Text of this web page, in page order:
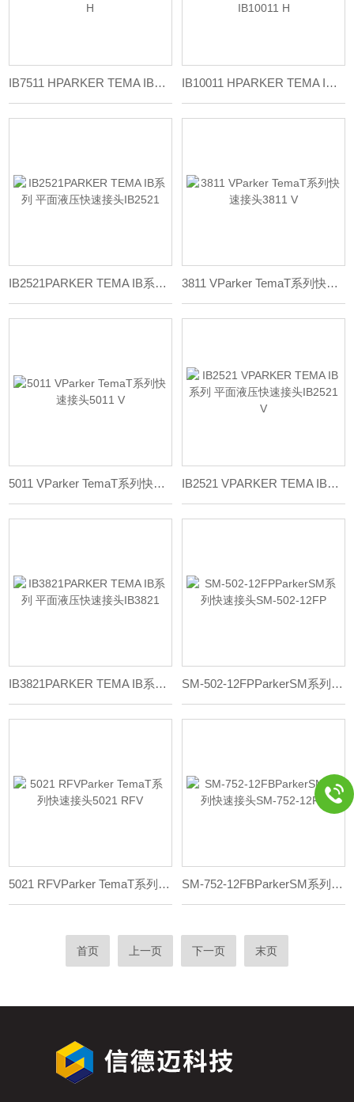
IB7511 HPARKER TEMA IB系列 平面液压快速接头IB7511 H IB10011 HPARKER TEMA IB系列 平面液压快速接头IB10011 H
IB2521PARKER TEMA IB系列 平面液压快速接头IB2521 3811 VParker TemaT系列快速接头3811 V
5011 VParker TemaT系列快速接头5011 V IB2521 VPARKER TEMA IB系列 平面液压快速接头IB2521 V
IB3821PARKER TEMA IB系列 平面液压快速接头IB3821 SM-502-12FPParkerSM系列快速接头SM-502-12FP
5021 RFVParker TemaT系列快速接头5021 RFV SM-752-12FBParkerSM系列快速接头SM-752-12FB
首页 上一页 下一页 末页